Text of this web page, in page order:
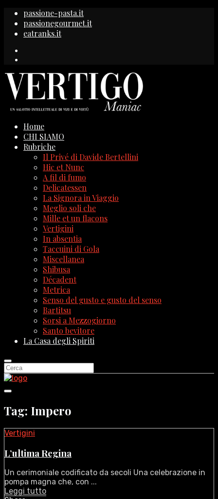
passione-pasta.it
passionegourmet.it
eatranks.it
Home
CHI SIAMO
Rubriche
Il Privé di Davide Bertellini
Hic et Nunc
A fil di fumo
Delicatessen
La Signora in Viaggio
Meglio soli che
Mille et un flacons
Vertigini
In absentia
Taccuini di Gola
Miscellanea
Shibusa
Décadent
Metrica
Senso del gusto e gusto del senso
Bartitsu
Sorsi a Mezzogiorno
Santo bevitore
La Casa degli Spiriti
Tag: Impero
Vertigini
L’ultima Regina
Un cerimoniale codificato da secoli Una celebrazione in
pompa magna che, con ...
Leggi tutto